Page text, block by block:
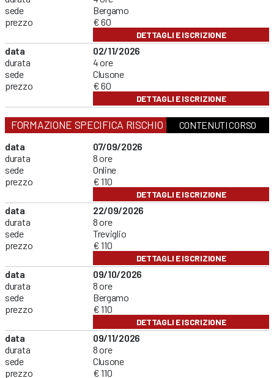
sede
prezzo
Bergamo
€ 60
DETTAGLI E ISCRIZIONE
data
durata
sede
prezzo
02/11/2026
4 ore
Clusone
€ 60
DETTAGLI E ISCRIZIONE
FORMAZIONE SPECIFICA RISCHIO MEDIOCONTENUTI CORSO
data
durata
sede
prezzo
07/09/2026
8 ore
Online
€ 110
DETTAGLI E ISCRIZIONE
data
durata
sede
prezzo
22/09/2026
8 ore
Treviglio
€ 110
DETTAGLI E ISCRIZIONE
data
durata
sede
prezzo
09/10/2026
8 ore
Bergamo
€ 110
DETTAGLI E ISCRIZIONE
data
durata
sede
prezzo
09/11/2026
8 ore
Clusone
€ 110